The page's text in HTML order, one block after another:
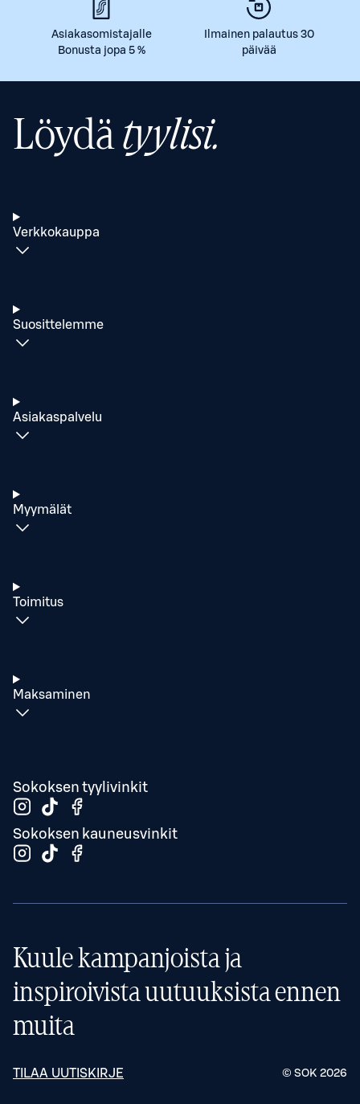
Asiakasomistajalle
Bonusta jopa 5 %
Ilmainen palautus 30
päivää
Löydätyylisi.
Verkkokauppa
Suosittelemme
Asiakaspalvelu
Myymälät
Toimitus
Maksaminen
Sokoksen tyylivinkit
Sokoksen kauneusvinkit
Kuule kampanjoista ja
inspiroivista uutuuksista ennen
muita
TILAA UUTISKIRJE © SOK 2026